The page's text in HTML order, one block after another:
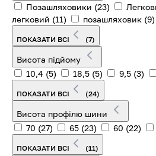
Позашляховики (23)
легковий (11) позашляховик (9)
ПОКАЗАТИ ВСІ (7)
Висота підйому
10,4 (5) 18,5 (5) 9,5 (3)
ПОКАЗАТИ ВСІ (24)
Висота профілю шини
70 (27) 65 (23) 60 (22)
ПОКАЗАТИ ВСІ (11)